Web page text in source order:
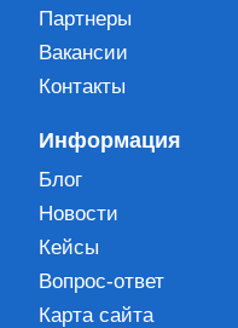
Партнеры
Вакансии
Контакты
Информация
Блог
Новости
Кейсы
Вопрос-ответ
Карта сайта